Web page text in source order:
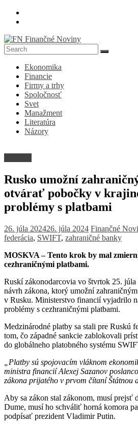
Skip
FN
Finančné
Noviny
Denník
ekonomike
spoločnosti
Ekonomika
Financie
Firmy a trhy
Spoločnosť
Svet
Manažment
Literatúra
Názory
Rusko umožní
otvárať pobočky v
problémy s platbami
26. júla 202426. júla 2024 Finančné
federácia, SWIFT, zahraničné banky
MOSKVA – Tento krok by mal
cezhraničnými platbami.
Ruskí zákonodarcovia vo štvrtok 25.
návrh zákona, ktorý umožní
v Rusku. Ministerstvo financií vyjadrilo
problémy s cezhraničnými platbami.
Medzinárodné platby sa stali pre Ruskú
tom, čo západné sankcie zablokovali
do globálneho platobného systému
„Platby sú spojovacím vláknom
ministra financií Alexej Sazanov
zákona prijatého v prvom čítaní Štátnou
Aby sa zákon stal zákonom, musí prejsť
Dume, musí ho schváliť horná komora
podpísať prezident Vladimir Putin.